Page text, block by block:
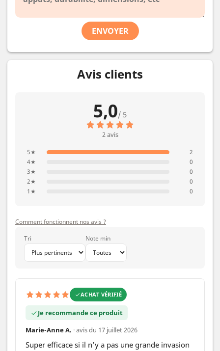
ENVOYER
Avis clients
5,0/ 5
2 avis
5★
2
4★
0
3★
0
2★
0
1★
0
Comment fonctionnent nos avis ?
Tri
Note min
ACHAT VÉRIFIÉ
Je recommande ce produit
Marie-Anne A. · avis du 17 juillet 2026
Super efficace si il n’y a pas une grande invasion